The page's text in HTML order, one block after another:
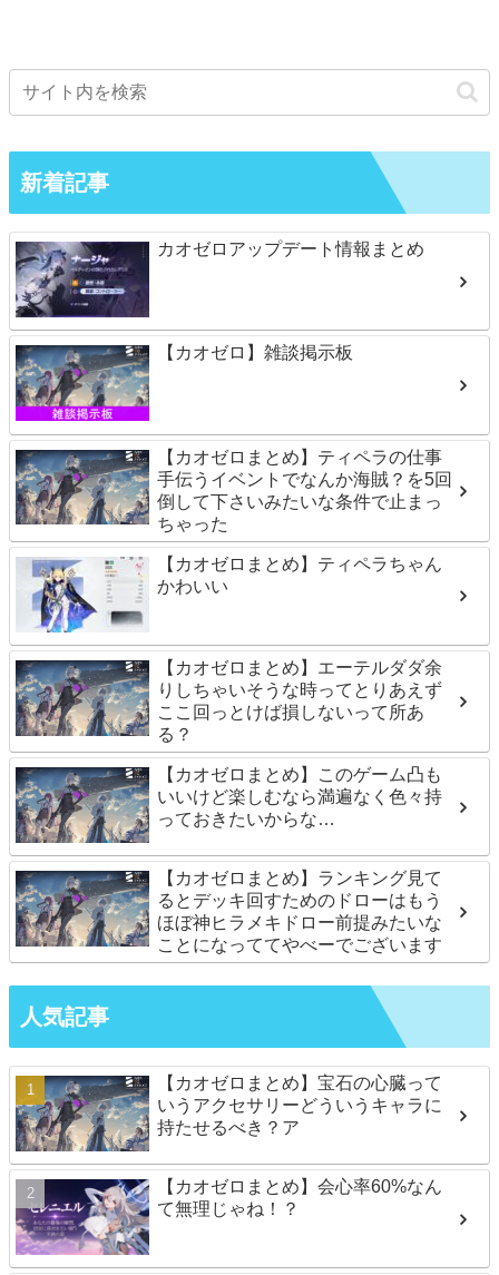
新着記事
カオゼロアップデート情報まとめ
【カオゼロ】雑談掲示板
【カオゼロまとめ】ティペラの仕事
手伝うイベントでなんか海賊？を5回
倒して下さいみたいな条件で止まっ
ちゃった
【カオゼロまとめ】ティペラちゃん
かわいい
【カオゼロまとめ】エーテルダダ余
りしちゃいそうな時ってとりあえず
ここ回っとけば損しないって所あ
る？
【カオゼロまとめ】このゲーム凸も
いいけど楽しむなら満遍なく色々持
っておきたいからな…
【カオゼロまとめ】ランキング見て
るとデッキ回すためのドローはもう
ほぼ神ヒラメキドロー前提みたいな
ことになっててやべーでございます
人気記事
【カオゼロまとめ】宝石の心臓って
いうアクセサリーどういうキャラに
持たせるべき？ア
【カオゼロまとめ】会心率60%なん
て無理じゃね！？